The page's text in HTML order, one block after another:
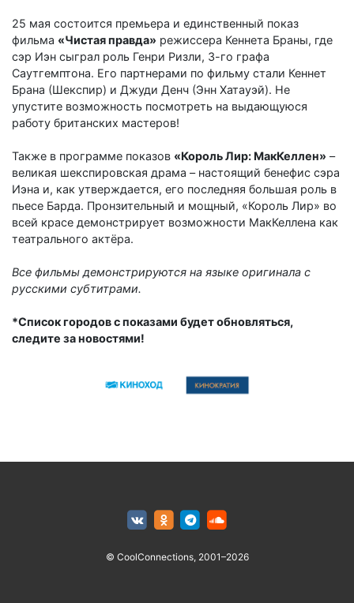
25 мая состоится премьера и единственный показ
фильма «Чистая правда» режиссера Кеннета Браны, где
сэр Иэн сыграл роль Генри Ризли, 3-го графа
Саутгемптона. Его партнерами по фильму стали Кеннет
Брана (Шекспир) и Джуди Денч (Энн Хатауэй). Не
упустите возможность посмотреть на выдающуюся
работу британских мастеров!
Также в программе показов «Король Лир: МакКеллен» –
великая шекспировская драма – настоящий бенефис сэра
Иэна и, как утверждается, его последняя большая роль в
пьесе Барда. Пронзительный и мощный, «Король Лир» во
всей красе демонстрирует возможности МакКеллена как
театрального актёра.
Все фильмы демонстрируются на языке оригинала с
русскими субтитрами.
*Список городов с показами будет обновляться,
следите за новостями!
© CoolConnections, 2001–2026